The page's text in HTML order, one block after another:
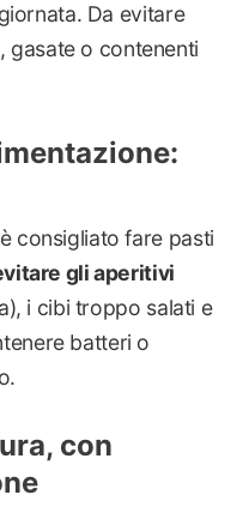
Da evitare
gasate o contenenti
consigliato fare pasti
gli aperitivi
i cibi troppo salati e
batteri o
con